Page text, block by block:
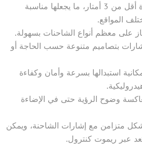
يبلغ طول الوسادة أقل من 3 أمتار، ما يجعلها مناسبة
المواقع.
على معظم أنواع الشاحنات بسهولة.
بتصاميم متنوعة حسب الحاجة أو
استبدالها بسرعة وأمان وكفاءة
وضوح الرؤية حتى في الإضاءة
متزامن مع إشارات الشاحنة، ويمكن
عبر ريموت كنترول.